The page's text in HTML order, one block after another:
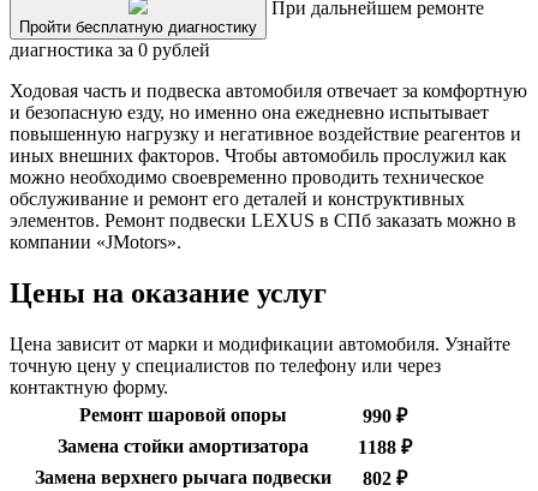
Пройти бесплатную диагностику
При дальнейшем ремонте
диагностика за 0 рублей
Ходовая часть и подвеска автомобиля отвечает за комфортную
и безопасную езду, но именно она ежедневно испытывает
повышенную нагрузку и негативное воздействие реагентов и
иных внешних факторов. Чтобы автомобиль прослужил как
можно необходимо своевременно проводить техническое
обслуживание и ремонт его деталей и конструктивных
элементов. Ремонт подвески LEXUS в СПб заказать можно в
компании «JMotors».
Цены на оказание услуг
Цена зависит от марки и модификации автомобиля. Узнайте
точную цену у специалистов по телефону или через
контактную форму.
Ремонт шаровой опоры
990 ₽
Замена стойки амортизатора
1188 ₽
Замена верхнего рычага подвески
802 ₽